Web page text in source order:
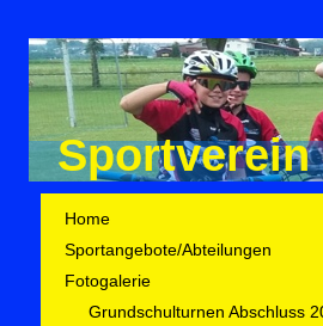
Sportverein
Home
Sportangebote/Abteilungen
Fotogalerie
Grundschulturnen Abschluss